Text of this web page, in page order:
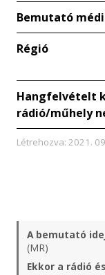
Bemutató
Régió
Hangfelvételt
rádió/műhely
Létrehozva: 2021.
A bemutató
(MR)
Ekkor a rádió